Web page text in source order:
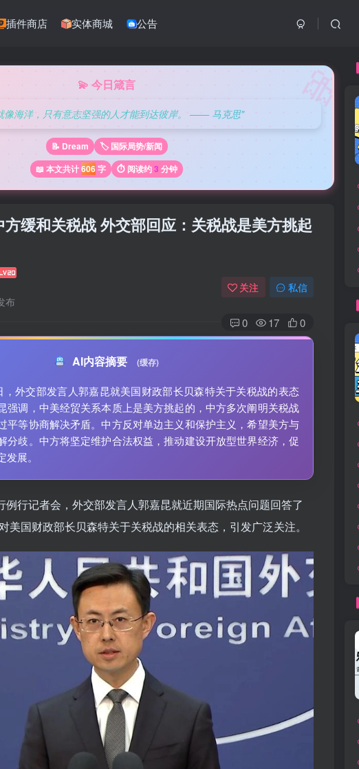
插件商店 实体商城 公告
🎀
💫 今日箴言
像海洋，只有意志坚强的人才能到达彼岸。 —— 马克思"
📝 Dream
🏷️ 国际局势/新闻
📖 本文共计606字 ⏱️ 阅读约3 分钟
缓和关税战 外交部回应：关税战是美方挑起
布
关注 私信
0 17 0
AI内容摘要 (缓存)
，外交部发言人郭嘉昆就美国财政部长贝森特关于关税战的表态
强调，中美经贸关系本质上是美方挑起的，中方多次阐明关税战
平等协商解决矛盾。中方反对单边主义和保护主义，希望美方与
分歧。中方将坚定维护合法权益，推动建设开放型世界经济，促
展。
例行记者会，外交部发言人郭嘉昆就近期国际热点问题回答了
美国财政部长贝森特关于关税战的相关表态，引发广泛关注。